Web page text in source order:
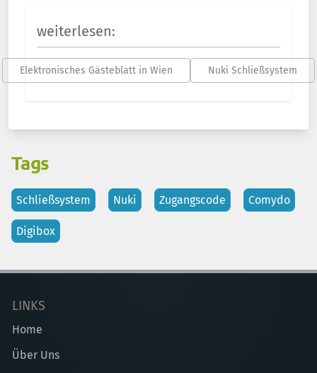
weiterlesen:
Elektronisches Gästeblatt in Wien Nuki Schließsystem
Tags
Schließsystem Nuki Zugangscode Comydo
Digibox
LINKS
Home
Über Uns